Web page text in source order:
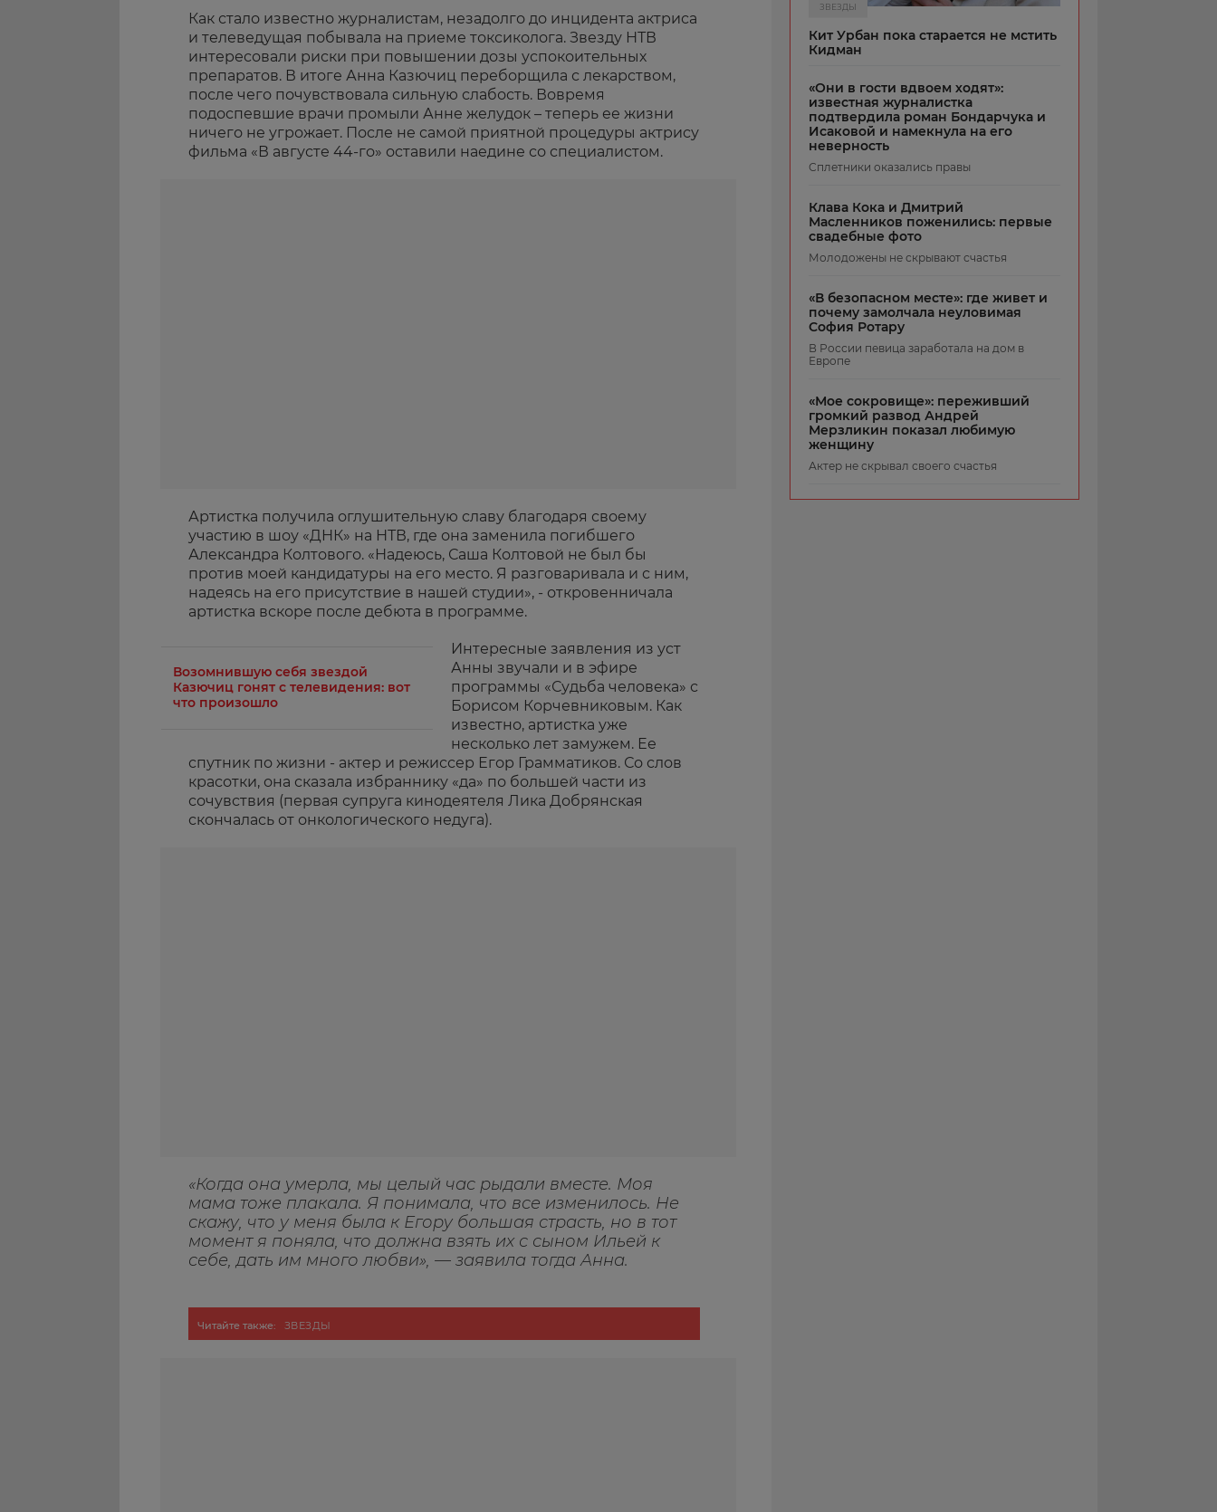
Как стало известно журналистам, незадолго до инцидента актриса
и телеведущая побывала на приеме токсиколога. Звезду НТВ
интересовали риски при повышении дозы успокоительных
препаратов. В итоге Анна Казючиц переборщила с лекарством,
после чего почувствовала сильную слабость. Вовремя
подоспевшие врачи промыли Анне желудок – теперь ее жизни
ничего не угрожает. После не самой приятной процедуры актрису
фильма «В августе 44-го» оставили наедине со специалистом.
Артистка получила оглушительную славу благодаря своему
участию в шоу «ДНК» на НТВ, где она заменила погибшего
Александра Колтового. «Надеюсь, Саша Колтовой не был бы
против моей кандидатуры на его место. Я разговаривала и с ним,
надеясь на его присутствие в нашей студии», - откровенничала
артистка вскоре после дебюта в программе.
Возомнившую себя звездой
Казючиц гонят с телевидения: вот
что произошло
Интересные заявления из уст
Анны звучали и в эфире
программы «Судьба человека» с
Борисом Корчевниковым. Как
известно, артистка уже
несколько лет замужем. Ее
спутник по жизни - актер и режиссер Егор Грамматиков. Со слов
красотки, она сказала избраннику «да» по большей части из
сочувствия (первая супруга кинодеятеля Лика Добрянская
скончалась от онкологического недуга).
«Когда она умерла, мы целый час рыдали вместе. Моя
мама тоже плакала. Я понимала, что все изменилось. Не
скажу, что у меня была к Егору большая страсть, но в тот
момент я поняла, что должна взять их с сыном Ильей к
себе, дать им много любви», — заявила тогда Анна.
Читайте также: ЗВЕЗДЫ
ЗВЕЗДЫ
Кит Урбан пока старается не мстить
Кидман
«Они в гости вдвоем ходят»:
известная журналистка
подтвердила роман Бондарчука и
Исаковой и намекнула на его
неверность
Сплетники оказались правы
Клава Кока и Дмитрий
Масленников поженились: первые
свадебные фото
Молодожены не скрывают счастья
«В безопасном месте»: где живет и
почему замолчала неуловимая
София Ротару
В России певица заработала на дом в
Европе
«Мое сокровище»: переживший
громкий развод Андрей
Мерзликин показал любимую
женщину
Актер не скрывал своего счастья